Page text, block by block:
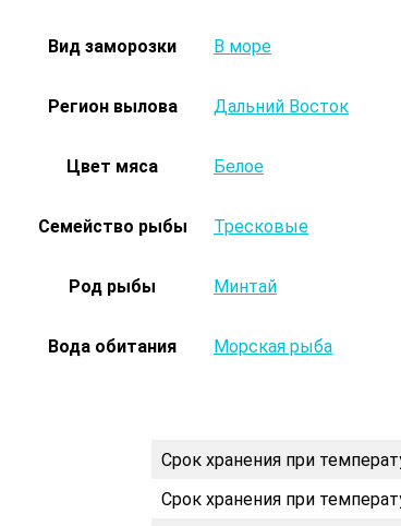
Вид заморозки В море
Регион вылова Дальний Восток
Цвет мяса Белое
Семейство рыбы Тресковые
Род рыбы Минтай
Вода обитания Морская рыба
Срок хранения при
Срок хранения при